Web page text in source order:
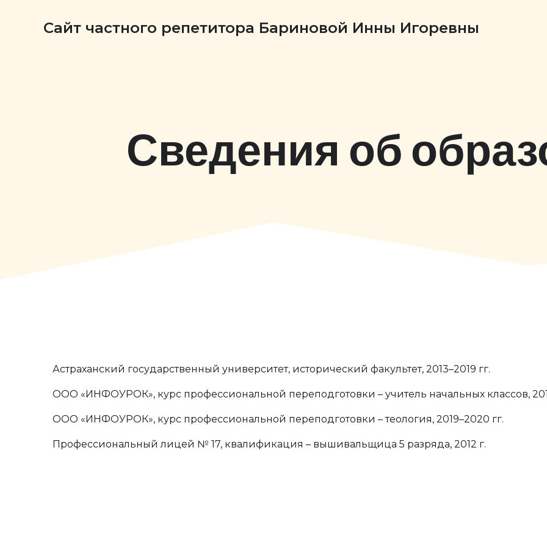
Сайт частного репетитора Бариновой Инны Игоревны
Сведения об
Астраханский государственный университет, исторический факультет, 2013–2019 гг.
ООО «ИНФОУРОК», курс профессиональной переподготовки – учитель начальных классов,
ООО «ИНФОУРОК», курс профессиональной переподготовки – теология, 2019–2020 гг.
Профессиональный лицей № 17, квалификация – вышивальщица 5 разряда, 2012 г.